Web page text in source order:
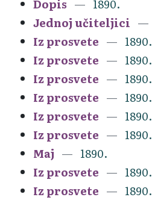
Dopis
1890.
Jednoj učiteljici
Iz prosvete
1890.
Iz prosvete
1890.
Iz prosvete
1890.
Iz prosvete
1890.
Iz prosvete
1890.
Iz prosvete
1890.
Maj
1890.
Iz prosvete
1890.
Iz prosvete
1890.